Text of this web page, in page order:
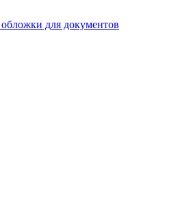
для документов